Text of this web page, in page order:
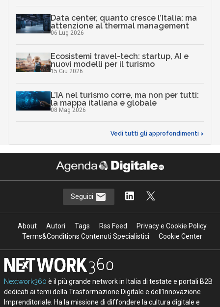
Data center, quanto cresce l’Italia: ma
attenzione al thermal management
06 Lug 2026
Ecosistemi travel-tech: startup, AI e
nuovi modelli per il turismo
15 Giu 2026
L’IA nel turismo corre, ma non per tutti:
la mappa italiana e globale
08 Mag 2026
Vedi tutti gli approfondimenti >
Seguici
About Autori Tags Rss Feed
Privacy e Cookie Policy
Terms&Conditions Contenuti Specialistici
Cookie Center
Nextwork360 è il più grande network in Italia di testate e portali B2B
dedicati ai temi della Trasformazione Digitale e dell’Innovazione
Imprenditoriale. Ha la missione di diffondere la cultura digitale e